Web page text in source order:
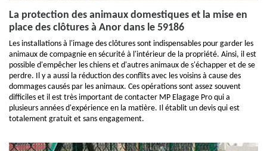
La protection des animaux domestiques et la mise en
place des clôtures à Anor dans le 59186
Les installations à l'image des clôtures sont indispensables pour garder les
animaux de compagnie en sécurité à l'intérieur de la propriété. Ainsi, il est
possible d'empêcher les chiens et d'autres animaux de s'échapper et de se
perdre. Il y a aussi la réduction des conflits avec les voisins à cause des
dommages causés par les animaux. Ces opérations sont assez souvent
difficiles et il est très important de contacter MP Elagage Pro qui a
plusieurs années d'expérience en la matière. Il établit un devis qui est
totalement gratuit et sans engagement.